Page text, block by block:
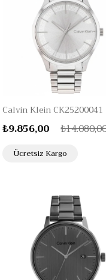
₺9.856,00
Ücretsiz Kargo